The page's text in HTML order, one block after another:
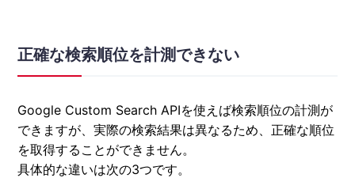
正確な検索順位を計測できない
Google Custom Search APIを使えば検索順位の計測が
できますが、実際の検索結果は異なるため、正確な順位
を取得することができません。
具体的な違いは次の3つです。